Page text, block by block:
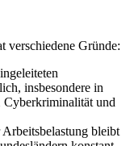
verschiedene Gründe:
insbesondere in
Cyberkriminalität und
bleibt